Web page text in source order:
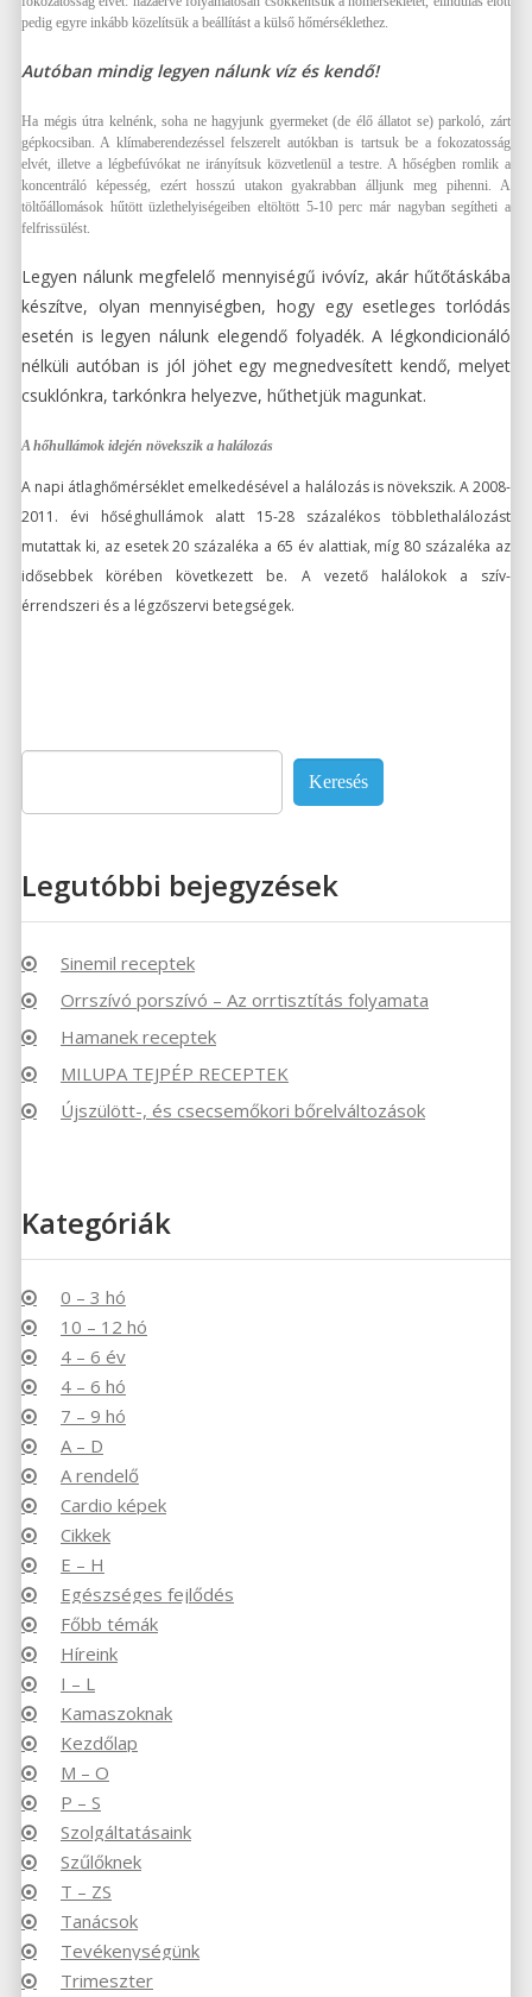
pedig egyre inkább közelítsük a beállítást a külső hőmérséklethez.
Autóban mindig legyen nálunk víz és kendő!
Ha mégis útra kelnénk, soha ne hagyjunk gyermeket (de élő állatot se) parkoló, zárt
gépkocsiban. A klímaberendezéssel felszerelt autókban is tartsuk be a fokozatosság
elvét, illetve a légbefúvókat ne irányítsuk közvetlenül a testre. A hőségben romlik a
koncentráló képesség, ezért hosszú utakon gyakrabban álljunk meg pihenni. A
töltőállomások hűtött üzlethelyiségeiben eltöltött 5-10 perc már nagyban segítheti a
felfrissülést.
Legyen nálunk megfelelő mennyiségű ivóvíz, akár hűtőtáskába
készítve, olyan mennyiségben, hogy egy esetleges torlódás
esetén is legyen nálunk elegendő folyadék. A légkondicionáló
nélküli autóban is jól jöhet egy megnedvesített kendő, melyet
csuklónkra, tarkónkra helyezve, hűthetjük magunkat.
A hőhullámok idején növekszik a halálozás
A napi átlaghőmérséklet emelkedésével a halálozás is növekszik. A 2008-
2011. évi hőséghullámok alatt 15-28 százalékos többlethalálozást
mutattak ki, az esetek 20 százaléka a 65 év alattiak, míg 80 százaléka az
idősebbek körében következett be. A vezető halálokok a szív-
érrendszeri és a légzőszervi betegségek.
Legutóbbi bejegyzések
Sinemil receptek
Orrszívó porszívó – Az orrtisztítás folyamata
Hamanek receptek
MILUPA TEJPÉP RECEPTEK
Újszülött-, és csecsemőkori bőrelváltozások
Kategóriák
0 – 3 hó
10 – 12 hó
4 – 6 év
4 – 6 hó
7 – 9 hó
A – D
A rendelő
Cardio képek
Cikkek
E – H
Egészséges fejlődés
Főbb témák
Híreink
I – L
Kamaszoknak
Kezdőlap
M – O
P – S
Szolgáltatásaink
Szűlőknek
T – ZS
Tanácsok
Tevékenységünk
Trimeszter